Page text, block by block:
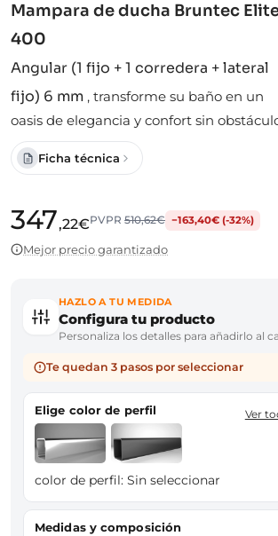
Mampara de ducha Bruntec
400
Angular (1 fijo + 1 corredera + lateral
fijo) 6 mm , transforme su baño en un
oasis de elegancia y confort sin
Ficha técnica
347,22€PVPR510,62€ −163,40€ (-32%)
Mejor precio garantizado
HAZLO A TU MEDIDA
Configura tu producto
Personaliza los detalles para añadirlo al
Te quedan 3 pasos por seleccionar
Elige color de perfil Ver
color de perfil: Sin seleccionar
Medidas y composición